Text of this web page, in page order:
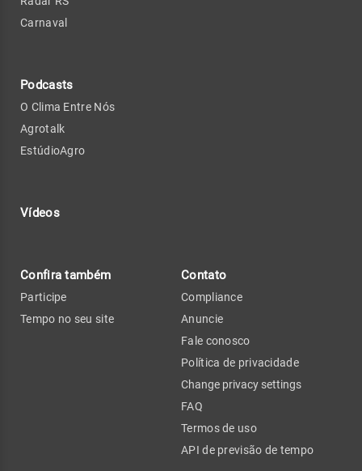
Carnaval
Podcasts
O Clima Entre Nós
Agrotalk
EstúdioAgro
Vídeos
Confira também
Participe
Tempo no seu site
Contato
Compliance
Anuncie
Fale conosco
Política de privacidade
Change privacy settings
FAQ
Termos de uso
API de previsão de tempo